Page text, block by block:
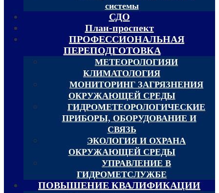
системы
СДО
План-проспект
ПРОФЕССИОНАЛЬНАЯ
ПЕРЕПОДГОТОВКА
МЕТЕОРОЛОГИЯИ
КЛИМАТОЛОГИЯ
МОНИТОРИНГ ЗАГРЯЗНЕНИЯ
ОКРУЖАЮЩЕЙ СРЕДЫ
ГИДРОМЕТЕОРОЛОГИЧЕСКИЕ
ПРИБОРЫ, ОБОРУДОВАНИЕ И
СВЯЗЬ
ЭКОЛОГИЯ И ОХРАНА
ОКРУЖАЮЩЕЙ СРЕДЫ
УПРАВЛЕНИЕ В
ГИДРОМЕТСЛУЖБЕ
ПОВЫШЕНИЕ КВАЛИФИКАЦИИ